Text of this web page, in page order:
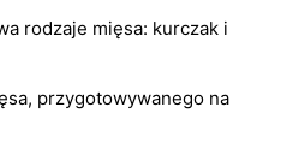
rodzaje mięsa: kurczak i
przygotowywanego na